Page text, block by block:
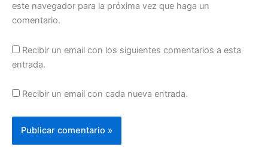
este navegador para la próxima vez que haga un
comentario.
Recibir un email con los siguientes comentarios a esta
entrada.
Recibir un email con cada nueva entrada.